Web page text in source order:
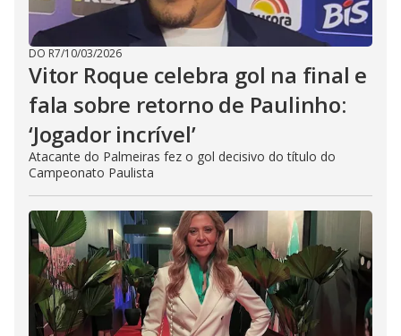
DO R7/10/03/2026
Vitor Roque celebra gol na final e
fala sobre retorno de Paulinho:
‘Jogador incrível’
Atacante do Palmeiras fez o gol decisivo do título do
Campeonato Paulista